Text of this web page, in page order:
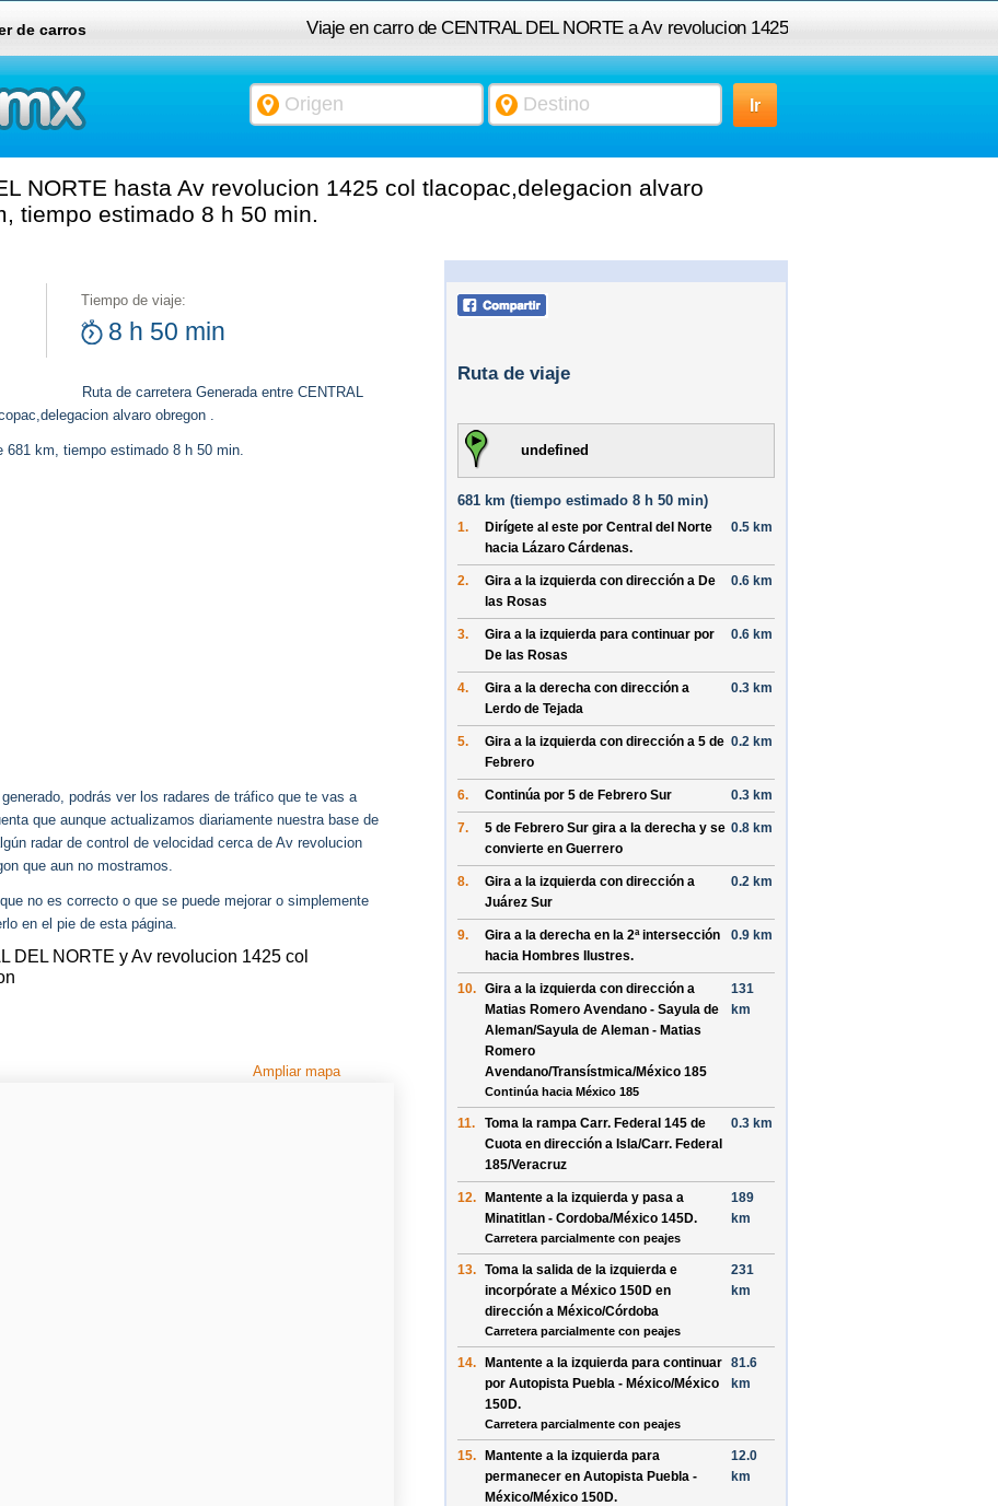
Viaje en carro de CENTRAL DEL NORTE a Av revolucion 1425
col tlacopac,delegacion alvaro obregon
de carros
NORTE hasta Av revolucion 1425 col tlacopac,delegacion alvaro
tiempo estimado 8 h 50 min.
Tiempo de viaje:
8 h 50 min
Ruta de carretera Generada entre CENTRAL
alvaro obregon .
km, tiempo estimado 8 h 50 min.
podrás ver los radares de tráfico que te vas a
que aunque actualizamos diariamente nuestra base de
radar de control de velocidad cerca de Av revolucion
que aun no mostramos.
no es correcto o que se puede mejorar o simplemente
en el pie de esta página.
DEL NORTE y Av revolucion 1425 col
Ampliar mapa
Ruta de viaje
undefined
681 km (tiempo estimado 8 h 50 min)
1. Dirígete al este por Central del Norte
hacia Lázaro Cárdenas.
0.5 km
2. Gira a la izquierda con dirección a De
las Rosas
0.6 km
3. Gira a la izquierda para continuar por
De las Rosas
0.6 km
4. Gira a la derecha con dirección a
Lerdo de Tejada
0.3 km
5. Gira a la izquierda con dirección a 5 de
Febrero
0.2 km
6. Continúa por 5 de Febrero Sur 0.3 km
7. 5 de Febrero Sur gira a la derecha y se
convierte en Guerrero
0.8 km
8. Gira a la izquierda con dirección a
Juárez Sur
0.2 km
9. Gira a la derecha en la 2ª intersección
hacia Hombres Ilustres.
0.9 km
10. Gira a la izquierda con dirección a
Matias Romero Avendano - Sayula de
Aleman/Sayula de Aleman - Matias
Romero
Avendano/Transístmica/México 185
Continúa hacia México 185
131
km
11. Toma la rampa Carr. Federal 145 de
Cuota en dirección a Isla/Carr. Federal
185/Veracruz
0.3 km
12. Mantente a la izquierda y pasa a
Minatitlan - Cordoba/México 145D.
Carretera parcialmente con peajes
189
km
13. Toma la salida de la izquierda e
incorpórate a México 150D en
dirección a México/Córdoba
Carretera parcialmente con peajes
231
km
14. Mantente a la izquierda para continuar
por Autopista Puebla - México/México
150D.
Carretera parcialmente con peajes
81.6
km
15. Mantente a la izquierda para
permanecer en Autopista Puebla -
México/México 150D.
12.0
km